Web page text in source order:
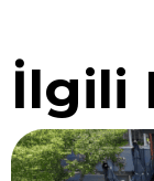
İlgili